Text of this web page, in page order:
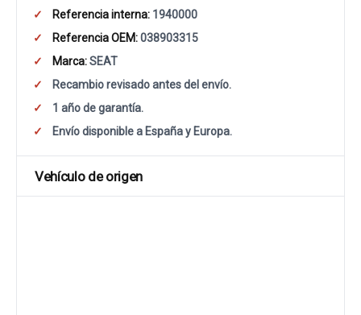
Referencia interna: 1940000
Referencia OEM:038903315
Marca:SEAT
Recambio revisado antes del envío.
1 año de garantía.
Envío disponible a España y Europa.
Vehículo de origen